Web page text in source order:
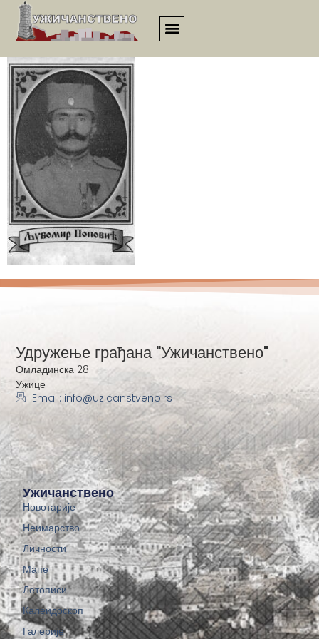
popovic-s-ljubomir
Ужичанствено
Новотарије
Неимарство
Личности
Мапе
Летописи
Калеидоскоп
Галерије
Удружење грађана "Ужичанствено"
Омладинска 28
Ужице
Email: info@uzicanstveno.rs